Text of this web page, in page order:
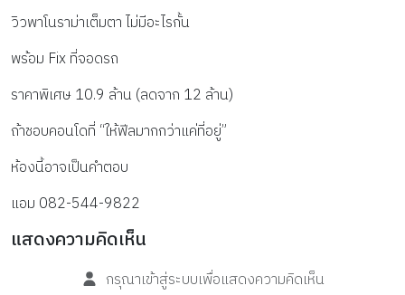
วิวพาโนราม่าเต็มตา ไม่มีอะไรกั้น
พร้อม Fix ที่จอดรถ
ราคาพิเศษ 10.9 ล้าน (ลดจาก 12 ล้าน)
ถ้าชอบคอนโดที่ “ให้ฟีลมากกว่าแค่ที่อยู่”
ห้องนี้อาจเป็นคำตอบ
แอม 082-544-9822
แสดงความคิดเห็น
กรุณาเข้าสู่ระบบเพื่อแสดงความคิดเห็น